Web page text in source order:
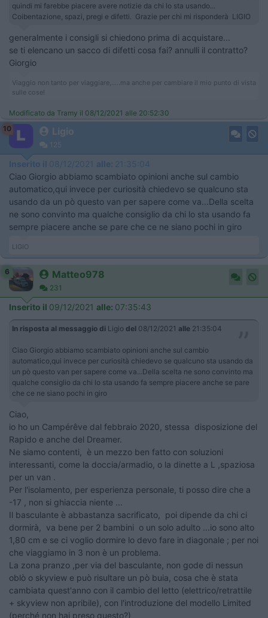
quindi mi farebbe piacere avere notizie da chi lo sta usando...
Coibentazione, spazi, pregi e difetti. Grazie per chi mi risponderà LIGIO
generalmente i consigli si chiedono prima di acquistare...
se ti elencano un sacco di difetti cosa fai? annulli il contratto?
Giorgio
Viaggio non tanto per viaggiare,.....ma anche per cambiare il mio punto di vista
sulle cose!
Modificato da Tramy il 08/12/2021 alle 20:52:30
10
Ligio
125
Inserito il 08/12/2021 alle: 21:35:04
Ciao Giorgio abbiamo scambiato opinioni anche sul cambio
automatico,qui invece per curiosità chiedevo se qualcuno sta
usando da un pò questo van per sapere come va...Della scelta
ne sono convinto ma qualche consiglio da chi lo sta usando fa
sempre piacere anche se pare che ce ne siano pochi in giro
LIGIO
6 Matteo978
231
Inserito il 09/12/2021 alle: 07:35:43
In risposta al messaggio di Ligio del 08/12/2021 alle 21:35:04
Ciao Giorgio abbiamo scambiato opinioni anche sul cambio
automatico,qui invece per curiosità chiedevo se qualcuno sta usando da
un pò questo van per sapere come va...Della scelta ne sono convinto ma
qualche consiglio da chi lo sta usando fa sempre piacere anche se pare
che ce ne siano pochi in giro
Ciao,
io ho un Campérêve dal febbraio 2020, stessa disposizione del
Rapido e anche del Dreamer.
Ne siamo contenti, è un mezzo ben fatto con soluzioni
interessanti, come la doccia/armadio, o la dinette a L ,spaziosa
per un van .
Per l'isolamento, per esperienza personale, ti posso dire che a
-17 , non si ghiaccia niente ...
Il basculante è abbastanza sacrificato, poi dipende da chi ci
dormirà, va bene per 2 bambini o un solo adulto ...io sono alto
1,80 cm e se ci voglio dormire lo devo fare in diagonale ; per noi
che viaggiamo in 3 non è un problema.
La zona pranzo ,per via del basculante, non gode di nessun
oblò o skyview e può risultare un pò buia, cosa che è stata
cambiata quest'anno con il cambio del letto (elettrico/retrattile
+ skyview non apribile), con l'introduzione del modello Limited
(perché non hai preso questo?)